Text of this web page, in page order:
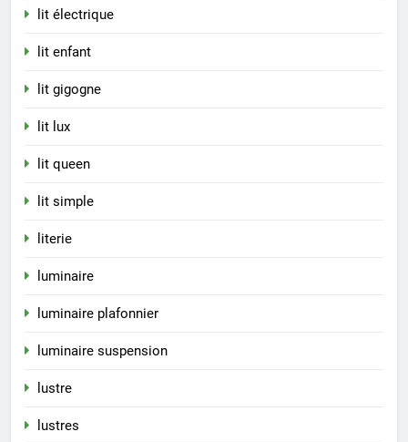
lit électrique
lit enfant
lit gigogne
lit lux
lit queen
lit simple
literie
luminaire
luminaire plafonnier
luminaire suspension
lustre
lustres